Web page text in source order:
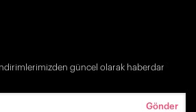
güncel olarak haberdar
Gönder